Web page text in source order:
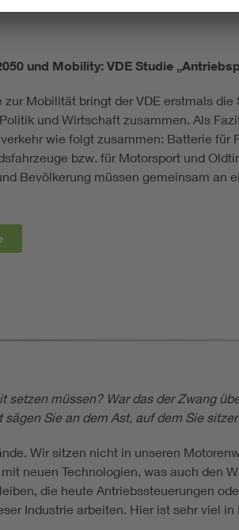
und Mobility: VDE Studie
zur Mobilität bringt der VDE erstmals
und Wirtschaft zusammen. Als
wie folgt zusammen: Batterie für
bzw. für Motorsport und
Bevölkerung müssen gemeinsam an
müssen? War das der Zwang
Sie an dem Ast, auf dem Sie
Wir sitzen nicht in unseren
neuen Technologien, was auch den
die heute Antriebssteuerungen
Industrie arbeiten. Hier ist sehr viel